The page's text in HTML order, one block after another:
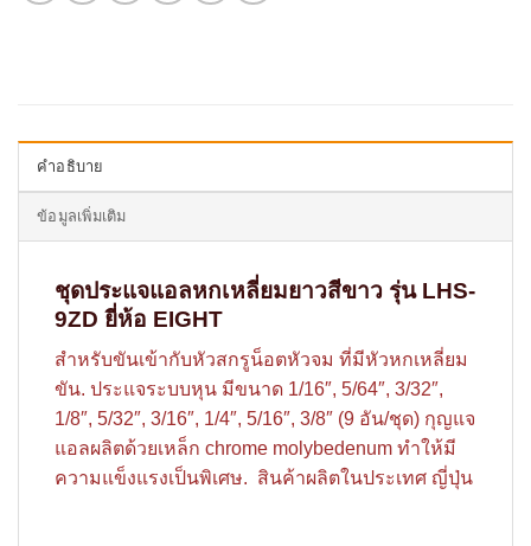
คำอธิบาย
ข้อมูลเพิ่มเติม
ชุดประแจแอลหกเหลี่ยมยาวสีขาว รุ่น LHS-
9ZD ยี่ห้อ EIGHT
สำหรับขันเข้ากับหัวสกรูน็อตหัวจม ที่มีหัวหกเหลี่ยม
ขัน. ประแจระบบหุน มีขนาด 1/16″, 5/64″, 3/32″,
1/8″, 5/32″, 3/16″, 1/4″, 5/16″, 3/8″ (9 อัน/ชุด) กุญแจ
แอลผลิตด้วยเหล็ก chrome molybedenum ทำให้มี
ความแข็งแรงเป็นพิเศษ. สินค้าผลิตในประเทศ ญี่ปุ่น